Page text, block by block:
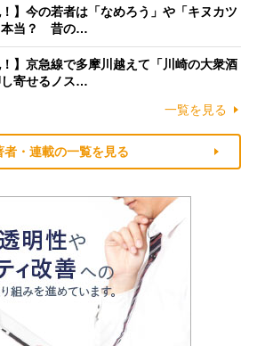
！】今の若者は「なめろう」や「キヌカツ
本当？ 昔の…
！】京急線で多摩川越えて「川崎の大衆酒
寄せるノス…
一覧を見る
者・連載の一覧を見る